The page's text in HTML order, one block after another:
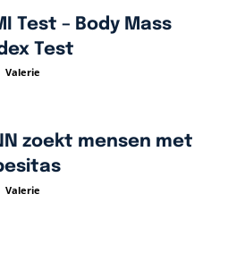
Test – Body Mass
Test
Valerie
zoekt mensen met
Valerie